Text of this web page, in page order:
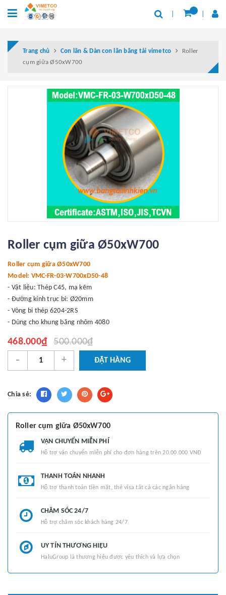
Trang chủ Con lăn & Dàn con lăn băng tải vimetco
Roller
cụm giữa Ø50xW700
Roller cụm giữa Ø50xW700
Roller cụm giữa Ø50xW700
Model: VMC-FR-03-W700xD50-48
- Vật liệu: Thép C45, mạ kẽm
- Đường kính trục bi: Ø20mm
- Vòng bi thép 6204-2RS
- Dùng cho khung băng nhôm 4080
468.000₫ 500.000₫
- + ĐẶT HÀNG
Chia sẻ:
Roller cụm giữa Ø50xW700
VẬN CHUYỂN MIỄN PHÍ
Hỗ trợ vận chuyển miễn phí cho đơn hàng trên 20.00.000 VNĐ
THANH TOÁN NHANH
Hỗ trợ thanh toán tiền mặt, thẻ visa tất cả các ngân hàng
CHĂM SÓC 24/7
Hỗ trợ chăm sóc khách hàng 24/7
UY TÍN THƯƠNG HIỆU
HaluGroup là thương hiệu được yêu thích và lựa chọn